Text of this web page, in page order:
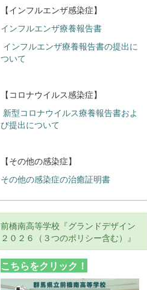
【インフルエンザ感染症】
インフルエンザ療養報告書
インフルエンザ療養報告書の提出に
ついて
【コロナウイルス感染症】
新型コロナウイルス療養報告書およ
び提出について
【その他の感染症】
その他の感染症の治癒証明書
前橋南高等学校『グランドデザイン
２０２６（３つのポリシー含む）』
こちらをクリック！